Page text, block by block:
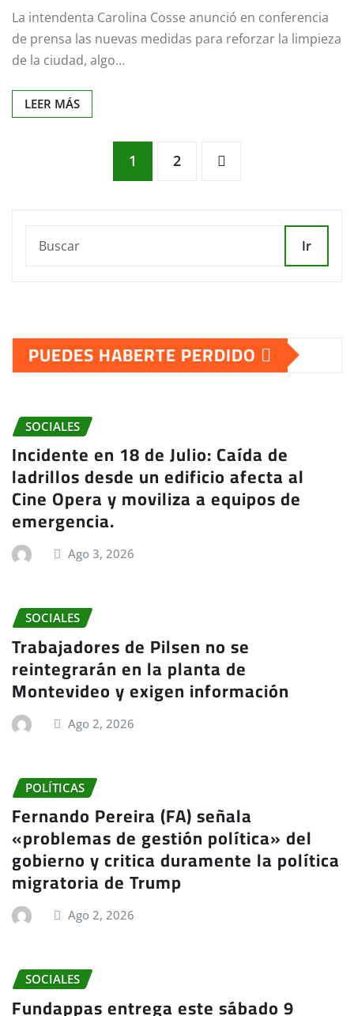
La intendenta Carolina Cosse anunció en conferencia
de prensa las nuevas medidas para reforzar la limpieza
de la ciudad, algo…
LEER MÁS
Paginación
entradas
1 2
Ir
PUEDES HABERTE PERDIDO
SOCIALES
Incidente en 18 de Julio: Caída de
ladrillos desde un edificio afecta al
Cine Opera y moviliza a equipos de
emergencia.
Ago 3, 2026
SOCIALES
Trabajadores de Pilsen no se
reintegrarán en la planta de
Montevideo y exigen información
Ago 2, 2026
POLÍTICAS
Fernando Pereira (FA) señala
«problemas de gestión política» del
gobierno y critica duramente la política
migratoria de Trump
Ago 2, 2026
SOCIALES
Fundappas entrega este sábado 9